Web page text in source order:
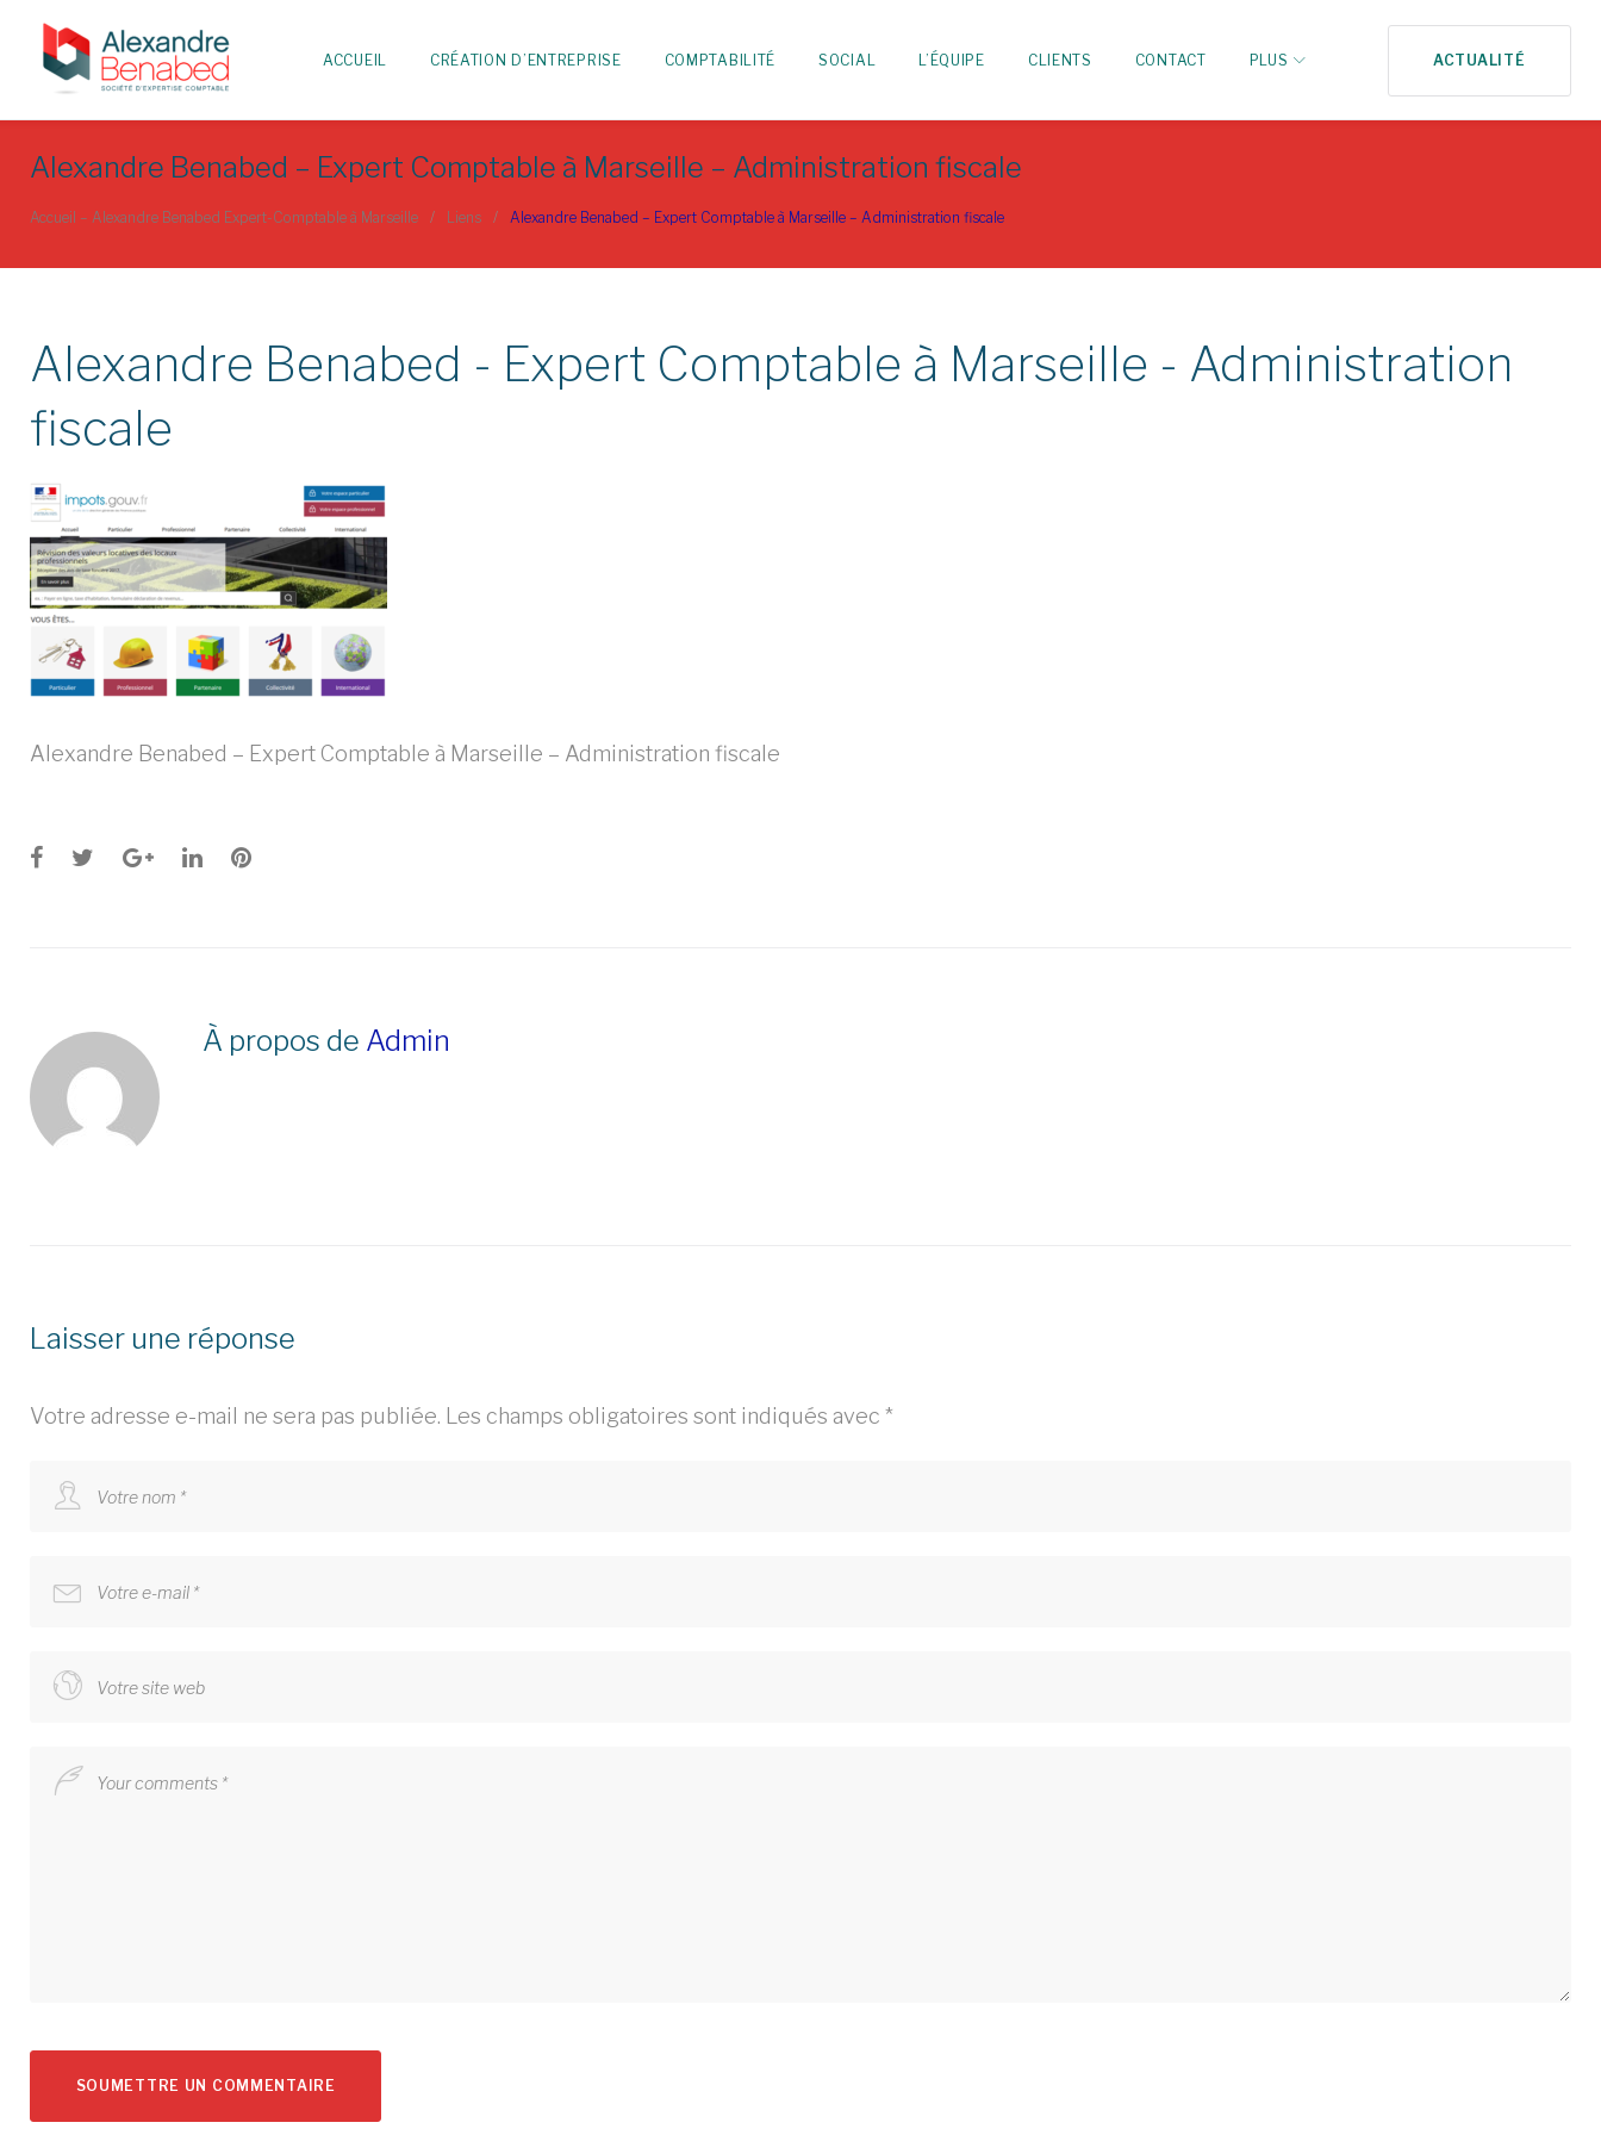
Aller
Contenu
ACCUEIL CRÉATION D’ENTREPRISE COMPTABILITÉ SOCIAL L’ÉQUIPE CLIENTS CONTACT PLUS ACTUALITÉ
Alexandre Benabed – Expert Comptable à Marseille – Administration fiscale
Accueil – Alexandre Benabed Expert-Comptable à Marseille / Liens / Alexandre Benabed – Expert Comptable à Marseille – Administration fiscale
Alexandre Benabed - Expert Comptable à Marseille - Administration
fiscale
Alexandre Benabed – Expert Comptable à Marseille – Administration fiscale
Facebook
TwitterGoogle+
LinkedInPinterest
À propos de Admin
Laisser une réponse
Votre adresse e-mail ne sera pas publiée. Les champs obligatoires sont indiqués avec *